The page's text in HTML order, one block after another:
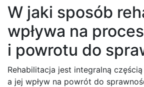
W jaki sposób
wpływa na
i powrotu do
Rehabilitacja jest integralną
a jej wpływ na powrót do